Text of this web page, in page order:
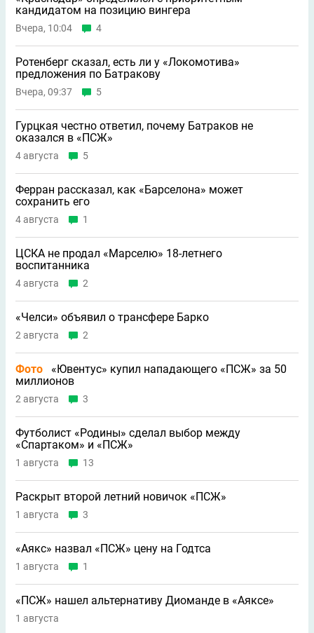
кандидатом на позицию вингера
Вчера, 10:04 4
Ротенберг сказал, есть ли у «Локомотива»
предложения по Батракову
Вчера, 09:37 5
Гурцкая честно ответил, почему Батраков не
оказался в «ПСЖ»
4 августа 5
Ферран рассказал, как «Барселона» может
сохранить его
4 августа 1
ЦСКА не продал «Марселю» 18-летнего
воспитанника
4 августа 2
«Челси» объявил о трансфере Барко
2 августа 2
Фото
«Ювентус» купил нападающего «ПСЖ» за 50
миллионов
2 августа 3
Футболист «Родины» сделал выбор между
«Спартаком» и «ПСЖ»
1 августа 13
Раскрыт второй летний новичок «ПСЖ»
1 августа 3
«Аякс» назвал «ПСЖ» цену на Годтса
1 августа 1
«ПСЖ» нашел альтернативу Диоманде в «Аяксе»
1 августа